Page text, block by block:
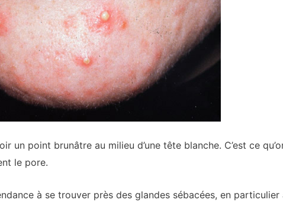
un point brunâtre au milieu d’une tête blanche. C’est ce
le pore.
à se trouver près des glandes sébacées, en